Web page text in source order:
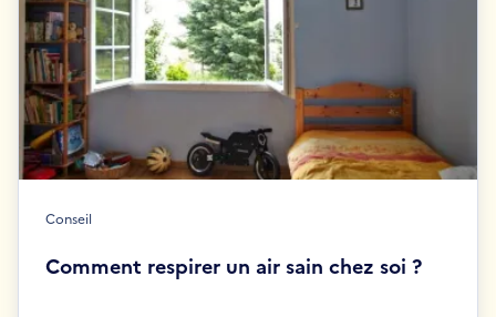
Conseil
Comment respirer un air sain chez soi ?